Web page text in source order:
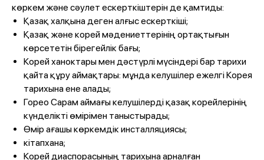
көркем және сәулет ескерткіштерін де қамтиды:
Қазақ халқына деген алғыс ескерткіші;
Қазақ және корей мәдениеттерінің ортақтығын
көрсететін бірегейлік бағы;
Корей ханоктары мен дәстүрлі мүсіндері бар тарихи
қайта құру аймақтары: мұнда келушілер ежелгі Корея
тарихына ене алады;
Горео Сарам аймағы келушілерді қазақ корейлерінің
күнделікті өмірімен таныстырады;
Өмір ағашы көркемдік инсталляциясы;
кітапхана;
Корей диаспорасының тарихына арналған